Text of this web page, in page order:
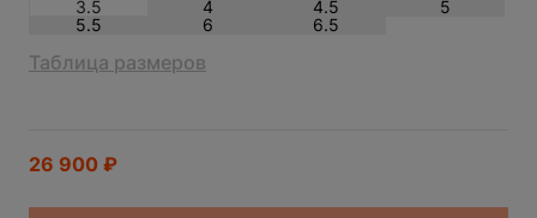
3.5 4 4.5
5
5.5
6 6.5
Таблица размеров
26 900 ₽
ЗАЯВКА ОТПРАВЛЕНА